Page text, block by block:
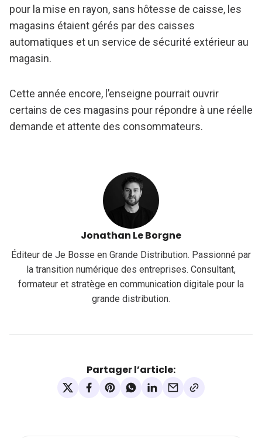
pour la mise en rayon, sans hôtesse de caisse, les
magasins étaient gérés par des caisses
automatiques et un service de sécurité extérieur au
magasin.
Cette année encore, l’enseigne pourrait ouvrir
certains de ces magasins pour répondre à une réelle
demande et attente des consommateurs.
Jonathan Le Borgne
Éditeur de Je Bosse en Grande Distribution. Passionné par
la transition numérique des entreprises. Consultant,
formateur et stratège en communication digitale pour la
grande distribution.
Partager l’article: